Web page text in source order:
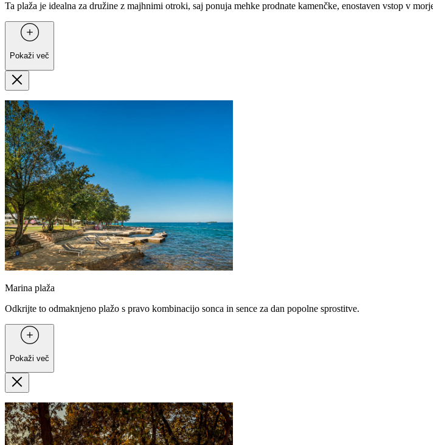
Ta plaža je idealna za družine z majhnimi otroki, saj ponuja mehke prodnate kamenčke, enostaven vstop v
Pokaži več
Marina plaža
Odkrijte to odmaknjeno plažo s pravo kombinacijo sonca in sence za dan popolne sprostitve.
Pokaži več